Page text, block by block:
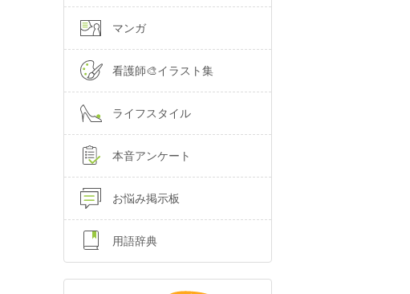
マンガ
看護師🎨イラスト集
ライフスタイル
本音アンケート
お悩み掲示板
用語辞典